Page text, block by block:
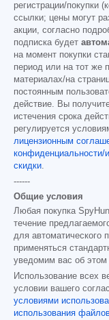
регистрации/покупки
ссылки; цены могут
акции, согласно
подписка будет
на момент покупки
период или на тот же
материалах/на
постоянным
действие. Вы
истечения срока
регулируется
лицензионным
конфиденциальности/
скидки.
------
Общие условия
Любая покупка
течение
для автоматического
применяться
уведомим вас об этом
Использование всех
условии вашего
условиями
использования